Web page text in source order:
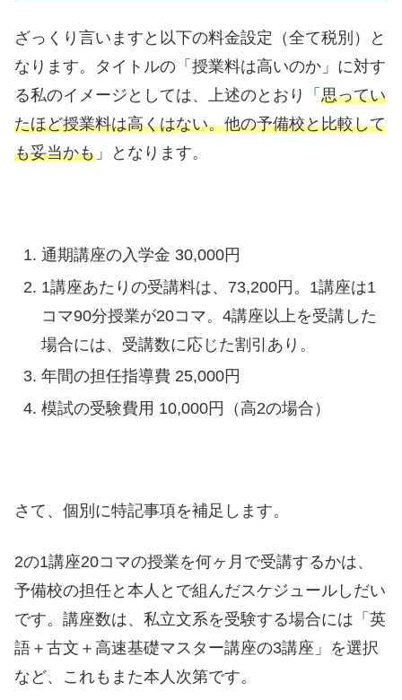
ざっくり言いますと以下の料金設定（全て税別）と
なります。タイトルの「授業料は高いのか」に対す
る私のイメージとしては、上述のとおり「 思ってい
たほど授業料は高くはない。他の予備校と比較して
も妥当かも 」となります。
通期講座の入学金 30,000円
1講座あたりの受講料は、73,200円。1講座は1
コマ90分授業が20コマ。4講座以上を受講した
場合には、受講数に応じた割引あり。
年間の担任指導費 25,000円
模試の受験費用 10,000円（高2の場合）
さて、個別に特記事項を補足します。
2の1講座20コマの授業を何ヶ月で受講するかは、
予備校の担任と本人とで組んだスケジュールしだい
です。講座数は、私立文系を受験する場合には「英
語＋古文＋高速基礎マスター講座の3講座」を選択
など、これもまた本人次第です。